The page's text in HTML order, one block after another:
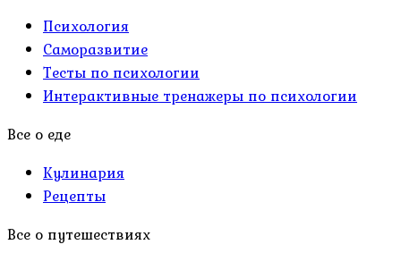
Психология
Саморазвитие
Тесты по психологии
Интерактивные тренажеры по психологии
Все о еде
Кулинария
Рецепты
Все о путешествиях